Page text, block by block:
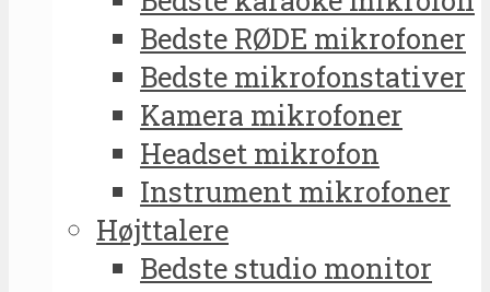
Bedste RØDE mikrofoner
Bedste mikrofonstativer
Kamera mikrofoner
Headset mikrofon
Instrument mikrofoner
Højttalere
Bedste studio monitor